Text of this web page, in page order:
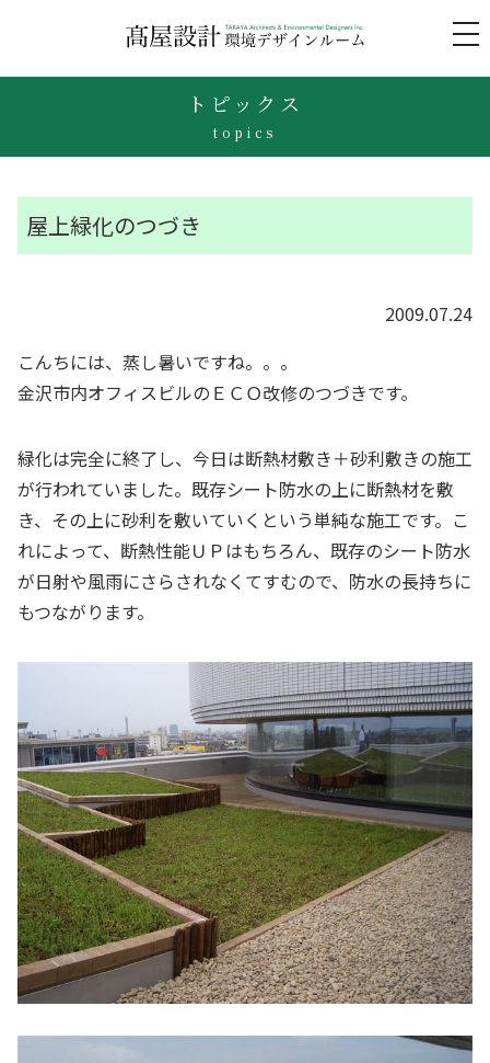
トピックス
topics
屋上緑化のつづき
2009.07.24
こんちには、蒸し暑いですね。。。
金沢市内オフィスビルのＥＣＯ改修のつづきです。
緑化は完全に終了し、今日は断熱材敷き＋砂利敷きの施工
が行われていました。既存シート防水の上に断熱材を敷
き、その上に砂利を敷いていくという単純な施工です。こ
れによって、断熱性能ＵＰはもちろん、既存のシート防水
が日射や風雨にさらされなくてすむので、防水の長持ちに
もつながります。